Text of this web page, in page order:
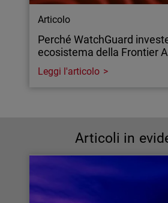
Articolo
Perché WatchGuard
ecosistema della Frontier
Leggi l'articolo
Articoli in